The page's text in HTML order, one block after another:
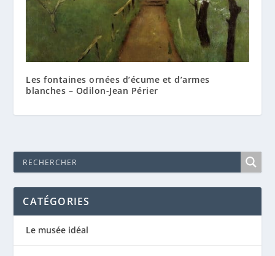
Les fontaines ornées d’écume et d’armes
blanches – Odilon-Jean Périer
CATÉGORIES
Le musée idéal